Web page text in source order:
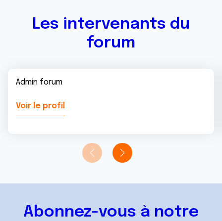
Les intervenants du
forum
Admin forum
Voir le profil
Abonnez-vous à notre